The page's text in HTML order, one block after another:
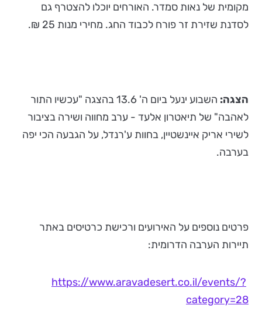
מקומית של נאות סמדר. האורחים יוכלו להצטרף גם
לסדנת שזירת זר פורח לכבוד החג. מחירי מנות 25 ₪.
הצגה:
השבוע ינעל ביום ה' 13.6 בהצגה "עכשיו התור
לאהבה" של תיאטרון אלעד - ערב מחווה ושירה בציבור
לשירי אריק איינשטיין, בחוות ע'רנדל, על הגבעה הכי יפה
בערבה.
פרטים נוספים על האירועים ורכישת כרטיסים באתר
תיירות הערבה הדרומית:
https://www.aravadesert.co.il/events/?
category=28